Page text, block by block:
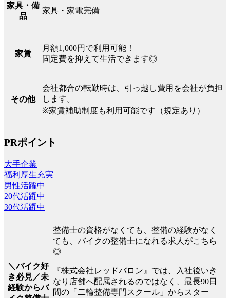
家具・備
品
家具・家電完備
家賃
月額1,000円で利用可能！
固定費を抑えて生活できます◎
その他
会社都合の転勤時は、引っ越し費用を会社が負担
します。
※家賃補助制度も利用可能です（規定あり）
PRポイント
大手企業
福利厚生充実
男性活躍中
20代活躍中
30代活躍中
＼バイク好
き必見／未
経験からバ
整備士の資格がなくても、整備の経験がなく
ても、バイクの整備士になれる求人がこちら
◎
『株式会社レッドバロン』では、入社後いき
なり店舗へ配属されるのではなく、最長90日
間の「二輪整備専門スクール」からスター